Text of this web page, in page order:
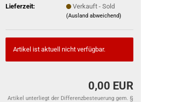
Lieferzeit:
Verkauft - Sold
(Ausland abweichend)
Artikel ist aktuell nicht verfügbar.
0,00 EUR
Artikel unterliegt der Differenzbesteuerung gem. §